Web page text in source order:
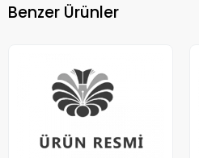
Benzer Ürünler